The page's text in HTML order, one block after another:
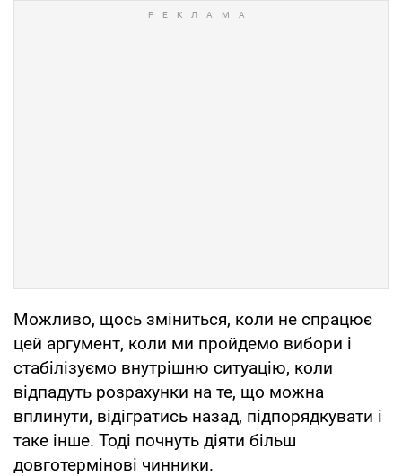
Можливо, щось зміниться, коли не спрацює
цей аргумент, коли ми пройдемо вибори і
стабілізуємо внутрішню ситуацію, коли
відпадуть розрахунки на те, що можна
вплинути, відігратись назад, підпорядкувати і
таке інше. Тоді почнуть діяти більш
довготермінові чинники.